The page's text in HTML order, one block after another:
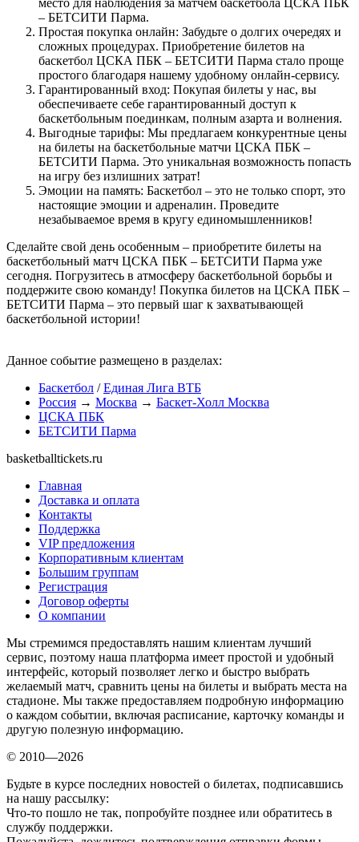
место для наблюдения за матчем баскетбола ЦСКА ПБК
– БЕТСИТИ Парма.
Простая покупка онлайн: Забудьте о долгих очередях и
сложных процедурах. Приобретение билетов на
баскетбол ЦСКА ПБК – БЕТСИТИ Парма стало проще
простого благодаря нашему удобному онлайн-сервису.
Гарантированный вход: Покупая билеты у нас, вы
обеспечиваете себе гарантированный доступ к
баскетбольным поединкам, полным азарта и волнения.
Выгодные тарифы: Мы предлагаем конкурентные цены
на билеты на баскетбольные матчи ЦСКА ПБК –
БЕТСИТИ Парма. Это уникальная возможность попасть
на игру без излишних затрат!
Эмоции на память: Баскетбол – это не только спорт, это
настоящие эмоции и адреналин. Проведите
незабываемое время в кругу единомышленников!
Сделайте свой день особенным – приобретите билеты на
баскетбольный матч ЦСКА ПБК – БЕТСИТИ Парма уже
сегодня. Погрузитесь в атмосферу баскетбольной борьбы и
поддержите свою команду! Покупка билетов на ЦСКА ПБК –
БЕТСИТИ Парма – это первый шаг к захватывающей
баскетбольной истории!
Данное событие размещено в разделах:
Баскетбол /Единая Лига ВТБ
Россия → Москва → Баскет-Холл Москва
ЦСКА ПБК
БЕТСИТИ Парма
basketballtickets.ru
Главная
Доставка и оплата
Контакты
Поддержка
VIP предложения
Корпоративным клиентам
Большим группам
Регистрация
Договор оферты
О компании
Мы стремимся предоставлять нашим клиентам лучший
сервис, поэтому наша платформа имеет простой и удобный
интерфейс, который позволяет легко и быстро выбрать
желаемый матч, сравнить цены на билеты и выбрать места на
стадионе. Мы также предоставляем подробную информацию
о каждом событии, включая расписание, карточку команды и
другую полезную информацию.
© 2010—2026
Будьте в курсе последних новостей о билетах, подписавшись
на нашу рассылку:
Что-то пошло не так, попробуйте позднее или обратитесь в
службу поддержки.